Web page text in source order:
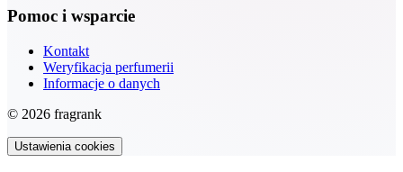
Pomoc i wsparcie
Kontakt
Weryfikacja perfumerii
Informacje o danych
© 2026 fragrank
Ustawienia cookies